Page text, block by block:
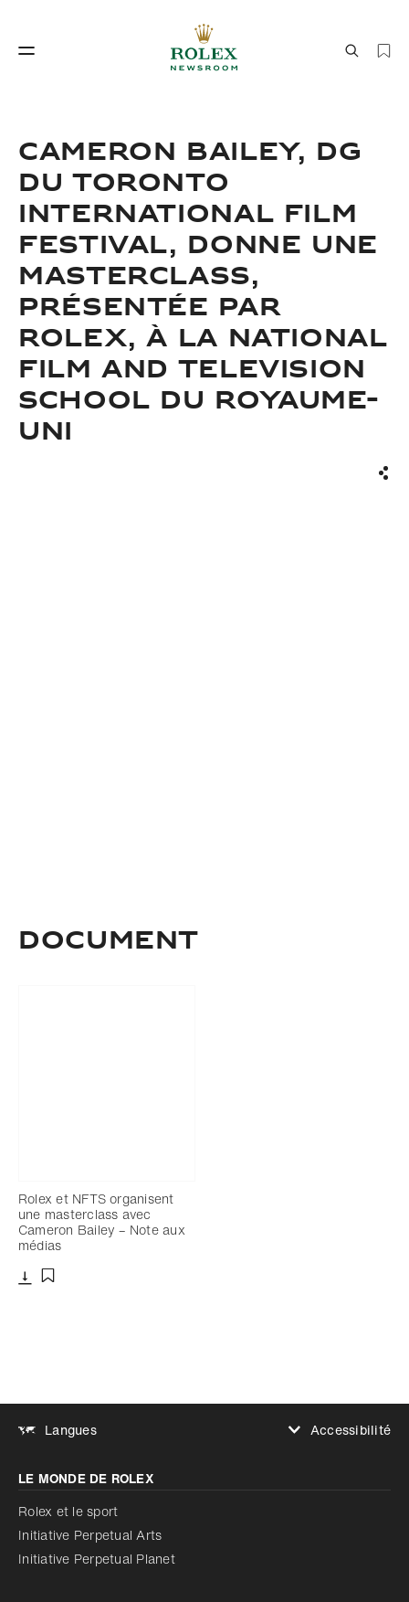
Savoir‑faire
horloger
Le monde de Rolex
CAMERON BAILEY, DG
DU TORONTO
INTERNATIONAL FILM
FESTIVAL, DONNE UNE
MASTERCLASS,
PRÉSENTÉE PAR
ROLEX, À LA NATIONAL
FILM AND TELEVISION
SCHOOL DU ROYAUME-
UNI
Document
Rolex et NFTS organisent
une masterclass avec
Cameron Bailey – Note aux
médias
Langues
Accessibilité
Augmenter le contraste
Désactivé
Réduire les animations
Réduire les animations
Désactivé
LE MONDE DE ROLEX
Rolex et le sport
Initiative Perpetual Arts
Initiative Perpetual Planet